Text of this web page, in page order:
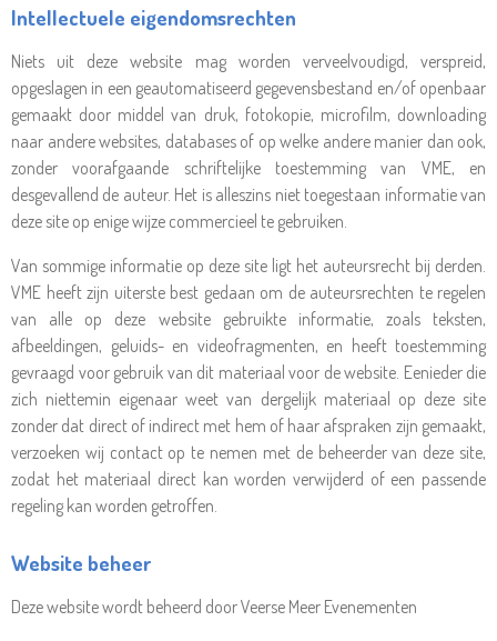
Intellectuele eigendomsrechten
Niets uit deze website mag worden verveelvoudigd, verspreid,
opgeslagen in een geautomatiseerd gegevensbestand en/of openbaar
gemaakt door middel van druk, fotokopie, microfilm, downloading
naar andere websites, databases of op welke andere manier dan ook,
zonder voorafgaande schriftelijke toestemming van VME, en
desgevallend de auteur. Het is alleszins niet toegestaan informatie van
deze site op enige wijze commercieel te gebruiken.
Van sommige informatie op deze site ligt het auteursrecht bij derden.
VME heeft zijn uiterste best gedaan om de auteursrechten te regelen
van alle op deze website gebruikte informatie, zoals teksten,
afbeeldingen, geluids- en videofragmenten, en heeft toestemming
gevraagd voor gebruik van dit materiaal voor de website. Eenieder die
zich niettemin eigenaar weet van dergelijk materiaal op deze site
zonder dat direct of indirect met hem of haar afspraken zijn gemaakt,
verzoeken wij contact op te nemen met de beheerder van deze site,
zodat het materiaal direct kan worden verwijderd of een passende
regeling kan worden getroffen.
Website beheer
Deze website wordt beheerd door Veerse Meer Evenementen